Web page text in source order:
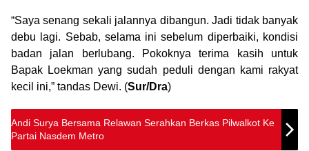
“Saya senang sekali jalannya dibangun. Jadi tidak banyak
debu lagi. Sebab, selama ini sebelum diperbaiki, kondisi
badan jalan berlubang. Pokoknya terima kasih untuk
Bapak Loekman yang sudah peduli dengan kami rakyat
kecil ini,” tandas Dewi. (Sur/Dra)
Andi Surya Bersama Relawan Serahkan Berkas Pilwalkot Ke
Partai Nasdem Metro